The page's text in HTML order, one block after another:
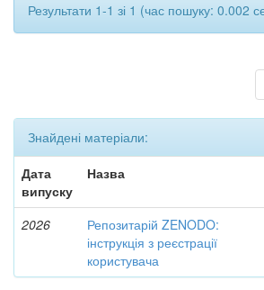
Результати 1-1 зі 1 (час пошуку: 0.002
Знайдені матеріали:
Дата
випуску
Назва
2026
Репозитарій ZENODO:
інструкція з реєстрації
користувача